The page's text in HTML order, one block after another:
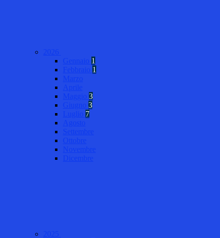
2026
Gennaio 1
Febbraio 1
Marzo
Aprile
Maggio 3
Giugno 3
Luglio 7
Agosto
Settembre
Ottobre
Novembre
Dicembre